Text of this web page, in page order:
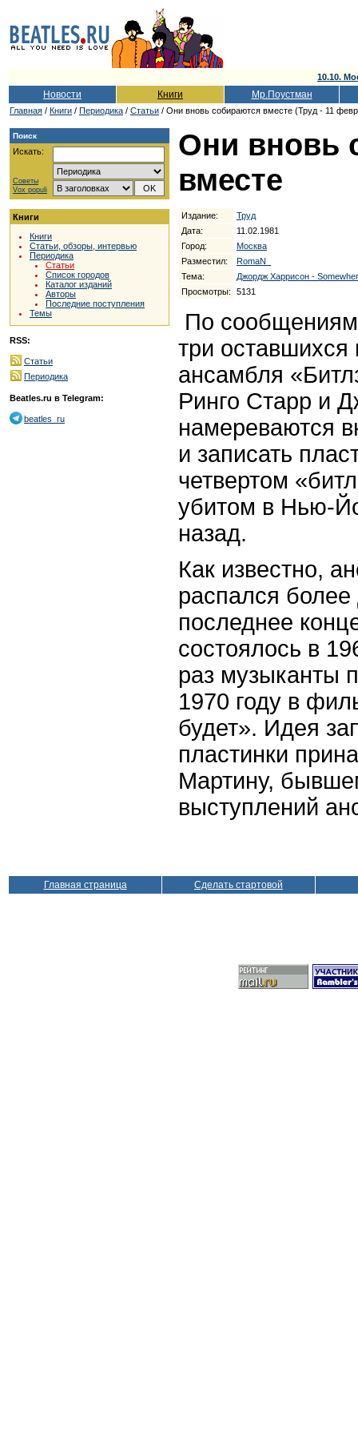
10.10.
Новости Книги Мр.Поустман
Главная / Книги / Периодика / Статьи / Они вновь собираются вместе (Труд - 11
Поиск
Искать:
Советы
Vox populi
Книги
Книги
Статьи, обзоры, интервью
Периодика
Статьи
Список городов
Каталог изданий
Авторы
Последние поступления
Темы
RSS:
Статьи
Периодика
Beatles.ru в Telegram:
beatles_ru
Они вновь
вместе
Издание:
Труд
Дата:
11.02.1981
Город:
Москва
Разместил:
RomaN_
Тема:
Джордж Харрисон -
Просмотры:
5131
По сообщениям
три оставшихся
ансамбля
Ринго Старр и
намереваются
и записать
четвертом
убитом в Нью-
назад.
Как известно,
распался более
последнее
состоялось в
раз музыканты
1970 году в
будет». Идея
пластинки
Мартину,
выступлений
Главная страница Сделать стартовой